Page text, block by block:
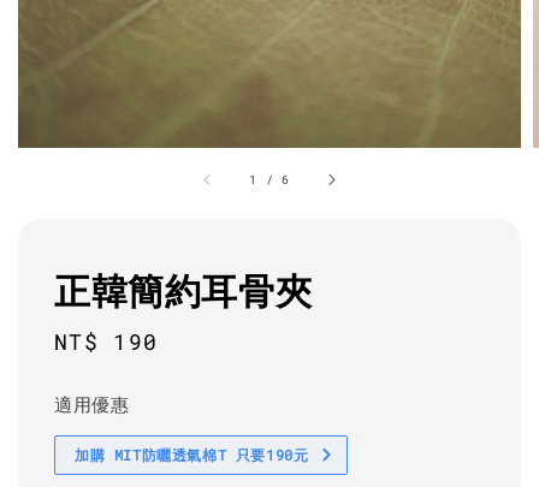
1 /6
正韓簡約耳骨夾
Regular
NT$ 190
適用優惠
加購 MIT防曬透氣棉T 只要190元